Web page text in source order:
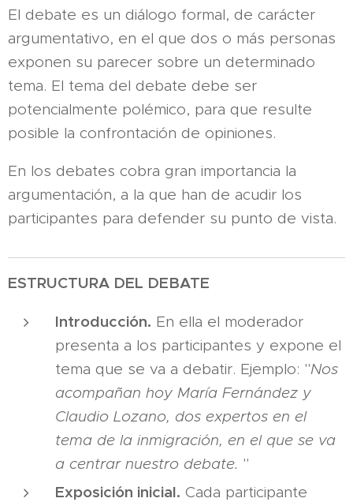
El debate es un diálogo formal, de carácter
argumentativo, en el que dos o más personas
exponen su parecer sobre un determinado
tema. El tema del debate debe ser
potencialmente polémico, para que resulte
posible la confrontación de opiniones.
En los debates cobra gran importancia la
argumentación, a la que han de acudir los
participantes para defender su punto de vista.
ESTRUCTURA DEL DEBATE
Introducción. En ella el moderador
presenta a los participantes y expone el
tema que se va a debatir. Ejemplo: "Nos
acompañan hoy María Fernández y
Claudio Lozano, dos expertos en el
tema de la inmigración, en el que se va
a centrar nuestro debate. "
Exposición inicial. Cada participante